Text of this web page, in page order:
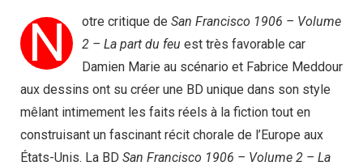
N otre critique de San Francisco 1906 – Volume
2 – La part du feu est très favorable car
Damien Marie au scénario et Fabrice Meddour
aux dessins ont su créer une BD unique dans son style
mêlant intimement les faits réels à la fiction tout en
construisant un fascinant récit chorale de l’Europe aux
États-Unis. La BD San Francisco 1906 – Volume 2 – La